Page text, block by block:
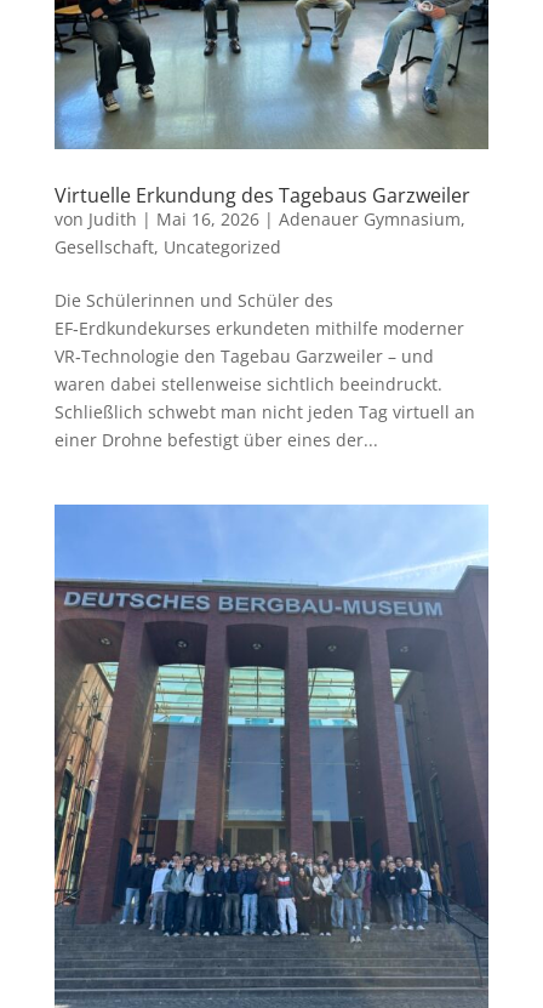
Virtuelle Erkundung des Tagebaus Garzweiler
von Judith | Mai 16, 2026| Adenauer Gymnasium,
Gesellschaft, Uncategorized
Die Schülerinnen und Schüler des
EF‑Erdkundekurses erkundeten mithilfe moderner
VR‑Technologie den Tagebau Garzweiler – und
waren dabei stellenweise sichtlich beeindruckt.
Schließlich schwebt man nicht jeden Tag virtuell an
einer Drohne befestigt über eines der...